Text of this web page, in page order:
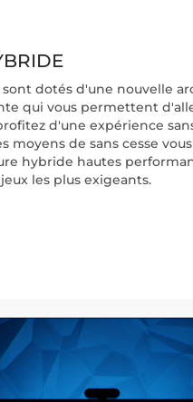
sont dotés d'une nouvelle
qui vous permettent
d'une expérience
moyens de sans cesse
hybride hautes
les plus exigeants.